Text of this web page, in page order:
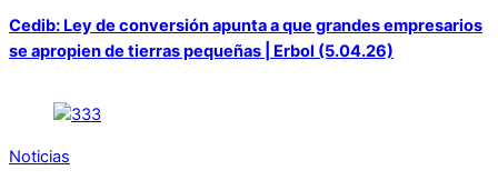
Cedib: Ley de conversión apunta a que grandes empresarios
se apropien de tierras pequeñas | Erbol (5.04.26)
Noticias